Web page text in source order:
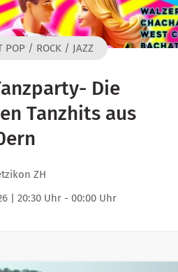
POP / ROCK / JAZZ
Die
Tanzhits aus
ZH
| 20:30 Uhr - 00:00 Uhr